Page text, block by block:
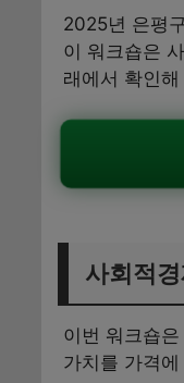
2025년 은평
이 워크숍은
래에서 확인
사회적
이번 워크숍
가치를 가격